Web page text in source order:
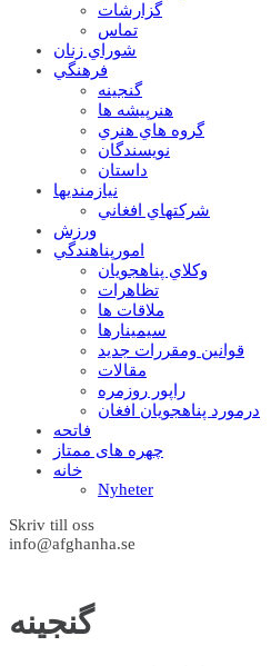
گزارشات
تماس
شوراي زنان
فرهنگي
گنجينه
هنرپيشه ها
گروه هاي هنري
نويسندگان
داستان
نيازمنديها
شرکتهاي افغاني
ورزش
امورپناهندگي
وکلاي پناهجويان
تظاهرات
ملاقات ها
سيمينارها
قوانين ومقررات جديد
مقالات
راپور روزمره
درمورد پناهجويان افغان
فاتحه
چهره های ممتاز
خانه
Nyheter
Skriv till oss
info@afghanha.se
گنجينه